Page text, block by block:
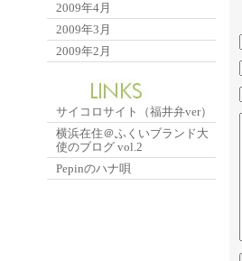
2009年4月
2009年3月
2009年2月
サイコロサイト（福井弁ver）
横浜在住＠ふくいブランド大
使のブログ vol.2
Pepinのハナ唄